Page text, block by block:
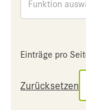
Funktion
Einträge pro
Zurücksetzen